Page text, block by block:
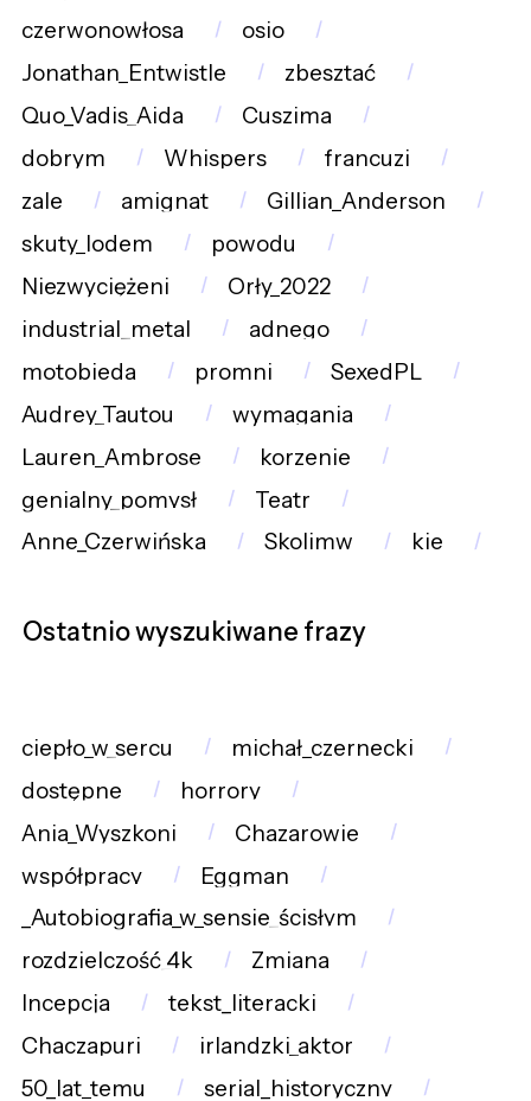
czerwonowłosa
osio
Jonathan_Entwistle
zbesztać
Quo_Vadis_Aida
Cuszima
dobrym
Whispers
francuzi
zale
amignat
Gillian_Anderson
skuty_lodem
powodu
Niezwyciężeni
Orły_2022
industrial_metal
adnego
motobieda
promni
SexedPL
Audrey_Tautou
wymagania
Lauren_Ambrose
korzenie
genialny_pomysł
Teatr
Anne_Czerwińska
Skolimw kie
Ostatnio wyszukiwane frazy
ciepło_w_sercu
michał_czernecki
dostępne
horrory
Ania_Wyszkoni
Chazarowie
współpracy
Eggman
_Autobiografia_w_sensie_ścisłym
rozdzielczość_4k
Zmiana
Incepcja
tekst_literacki
Chaczapuri
irlandzki_aktor
50_lat_temu
serial_historyczny